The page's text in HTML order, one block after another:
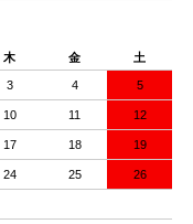
木 金 土
3 4 5
10 11 12
17 18 19
24 25 26